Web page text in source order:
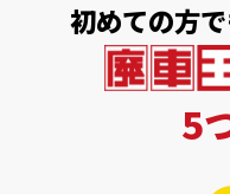
初めての方
5